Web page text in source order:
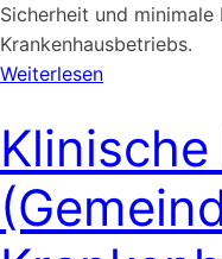
Sicherheit und
Krankenhausbetriebs.
Weiterlesen